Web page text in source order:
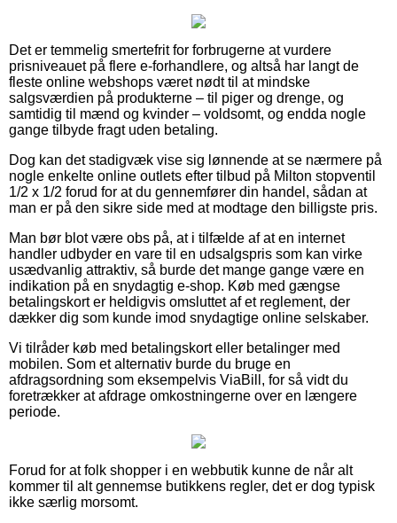
Det er temmelig smertefrit for forbrugerne at vurdere
prisniveauet på flere e-forhandlere, og altså har langt de
fleste online webshops været nødt til at mindske
salgsværdien på produkterne – til piger og drenge, og
samtidig til mænd og kvinder – voldsomt, og endda nogle
gange tilbyde fragt uden betaling.
Dog kan det stadigvæk vise sig lønnende at se nærmere på
nogle enkelte online outlets efter tilbud på Milton stopventil
1/2 x 1/2 forud for at du gennemfører din handel, sådan at
man er på den sikre side med at modtage den billigste pris.
Man bør blot være obs på, at i tilfælde af at en internet
handler udbyder en vare til en udsalgspris som kan virke
usædvanlig attraktiv, så burde det mange gange være en
indikation på en snydagtig e-shop. Køb med gængse
betalingskort er heldigvis omsluttet af et reglement, der
dækker dig som kunde imod snydagtige online selskaber.
Vi tilråder køb med betalingskort eller betalinger med
mobilen. Som et alternativ burde du bruge en
afdragsordning som eksempelvis ViaBill, for så vidt du
foretrækker at afdrage omkostningerne over en længere
periode.
Forud for at folk shopper i en webbutik kunne de når alt
kommer til alt gennemse butikkens regler, det er dog typisk
ikke særlig morsomt.